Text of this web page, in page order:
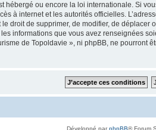
hébergé ou encore la loi internationale. Si
à internet et les autorités officielles.
droit de supprimer, de modifier, de
informations que vous avez renseignées
de Topoldavie », ni phpBB, ne
Développé parphpBB® Forum